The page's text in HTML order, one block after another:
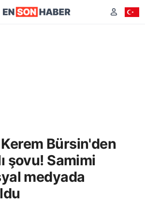
Bürsin'den
şovu! Samimi
medyada